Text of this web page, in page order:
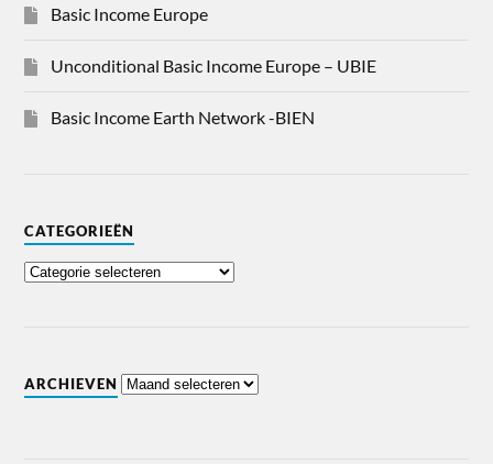
Basic Income Europe
Unconditional Basic Income Europe – UBIE
Basic Income Earth Network -BIEN
CATEGORIEËN
ARCHIEVEN